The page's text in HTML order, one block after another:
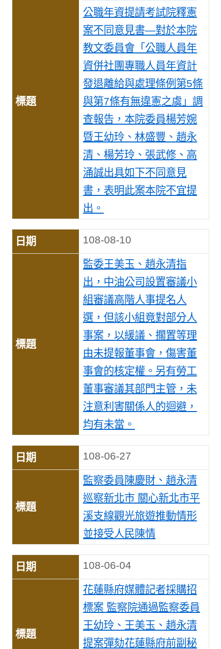
公職年資提請考試院釋憲
案不同意見書—對於本院
教文委員會「公職人員年
資併社團專職人員年資計
發退離給與處理條例第5條
與第7條有無違憲之虞」調
查報告，本院委員楊芳婉
暨王幼玲、林盛豐、趙永
清、楊芳玲、張武修、高
涌誠出具如下不同意見
書，表明此案本院不宜提
出。
108-08-10
監委王美玉、趙永清指
出，中油公司設置審議小
組審議高階人事提名人
選，但該小組竟對部分人
事案，以緩議、擱置等理
由未提報董事會，傷害董
事會的核定權。另有勞工
董事審議其部門主管，未
注意利害關係人的迴避，
均有未當。
108-06-27
監察委員陳慶財、趙永清
巡察新北市 關心新北市平
溪支線觀光旅遊推動情形
並接受人民陳情
108-06-04
花蓮縣府媒體記者採購招
標案 監察院通過監察委員
王幼玲、王美玉、趙永清
提案彈劾花蓮縣府前副秘